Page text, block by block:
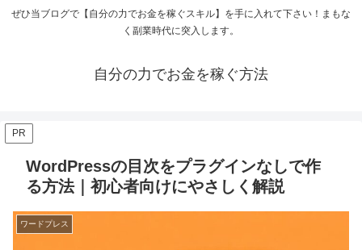
ぜひ当ブログで【自分の力でお金を稼ぐスキル】を手に入れて下さい！まもな
く副業時代に突入します。
自分の力でお金を稼ぐ方法
PR
WordPressの目次をプラグインなしで作
る方法｜初心者向けにやさしく解説
ワードプレス